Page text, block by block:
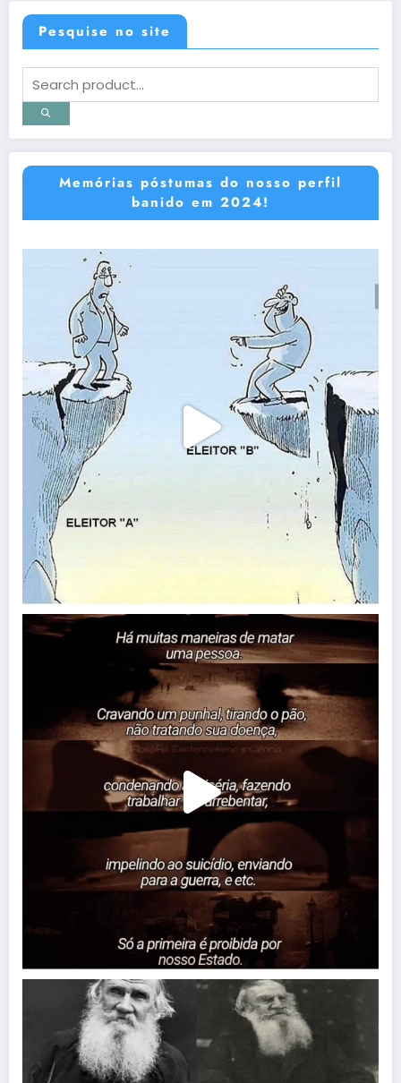
Pesquise no site
Memórias póstumas do nosso perfil
banido em 2024!